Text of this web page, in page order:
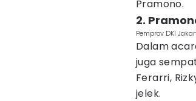
Pramono.
2.
Pemprov DKI
Dalam
juga
Ferarri,
jelek.